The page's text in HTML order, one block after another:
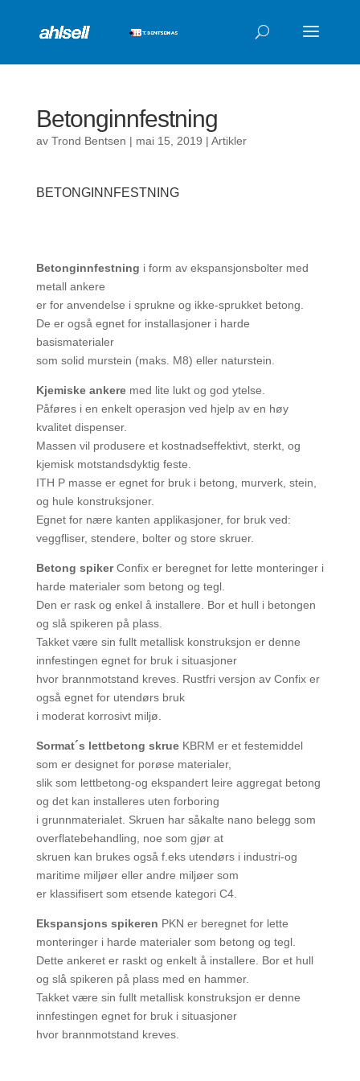
Betonginnfestning
av Trond Bentsen | mai 15, 2019 | Artikler
BETONGINNFESTNING
Betonginnfestning i form av ekspansjonsbolter med
metall ankere
er for anvendelse i sprukne og ikke-sprukket betong.
De er også egnet for installasjoner i harde
basismaterialer
som solid murstein (maks. M8) eller naturstein.
Kjemiske ankeremed lite lukt og god ytelse.
Påføres i en enkelt operasjon ved hjelp av en høy
kvalitet dispenser.
Massen vil produsere et kostnadseffektivt, sterkt, og
kjemisk motstandsdyktig feste.
ITH P masse er egnet for bruk i betong, murverk, stein,
og hule konstruksjoner.
Egnet for nære kanten applikasjoner, for bruk ved:
veggfliser, stendere, bolter og store skruer.
Betong spikerConfix er beregnet for lette monteringer i
harde materialer som betong og tegl.
Den er rask og enkel å installere. Bor et hull i betongen
og slå spikeren på plass.
Takket være sin fullt metallisk konstruksjon er denne
innfestingen egnet for bruk i situasjoner
hvor brannmotstand kreves. Rustfri versjon av Confix er
også egnet for utendørs bruk
i moderat korrosivt miljø.
Sormat´s lettbetong skrueKBRM er et festemiddel
som er designet for porøse materialer,
slik som lettbetong-og ekspandert leire aggregat betong
og det kan installeres uten forboring
i grunnmaterialet. Skruen har såkalte nano belegg som
overflatebehandling, noe som gjør at
skruen kan brukes også f.eks utendørs i industri-og
maritime miljøer eller andre miljøer som
er klassifisert som etsende kategori C4.
Ekspansjons spikeren PKN er beregnet for lette
monteringer i harde materialer som betong og tegl.
Dette ankeret er raskt og enkelt å installere. Bor et hull
og slå spikeren på plass med en hammer.
Takket være sin fullt metallisk konstruksjon er denne
innfestingen egnet for bruk i situasjoner
hvor brannmotstand kreves.